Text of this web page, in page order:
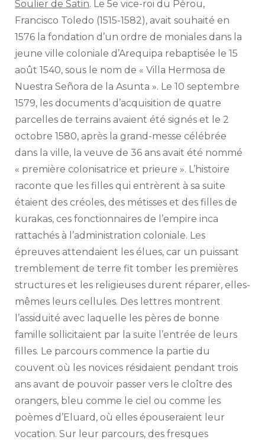
Soulier de Satin. Le 5e vice-roi du Pérou,
Francisco Toledo (1515-1582), avait souhaité en
1576 la fondation d’un ordre de moniales dans la
jeune ville coloniale d’Arequipa rebaptisée le 15
août 1540, sous le nom de « Villa Hermosa de
Nuestra Señora de la Asunta ». Le 10 septembre
1579, les documents d’acquisition de quatre
parcelles de terrains avaient été signés et le 2
octobre 1580, après la grand-messe célébrée
dans la ville, la veuve de 36 ans avait été nommé
« première colonisatrice et prieure ». L’histoire
raconte que les filles qui entrèrent à sa suite
étaient des créoles, des métisses et des filles de
kurakas, ces fonctionnaires de l’empire inca
rattachés à l’administration coloniale. Les
épreuves attendaient les élues, car un puissant
tremblement de terre fit tomber les premières
structures et les religieuses durent réparer, elles-
mêmes leurs cellules. Des lettres montrent
l’assiduité avec laquelle les pères de bonne
famille sollicitaient par la suite l’entrée de leurs
filles. Le parcours commence la partie du
couvent où les novices résidaient pendant trois
ans avant de pouvoir passer vers le cloître des
orangers, bleu comme le ciel ou comme les
poèmes d’Eluard, où elles épouseraient leur
vocation. Sur leur parcours, des fresques